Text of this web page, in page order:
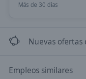
Más de 30 días
Nuevas ofertas
Empleos similares